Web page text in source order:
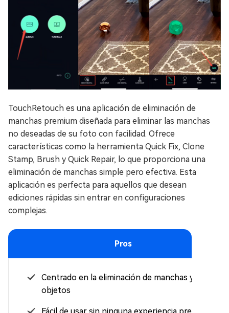
TouchRetouch es una aplicación de eliminación de
manchas premium diseñada para eliminar las manchas
no deseadas de su foto con facilidad. Ofrece
características como la herramienta Quick Fix, Clone
Stamp, Brush y Quick Repair, lo que proporciona una
eliminación de manchas simple pero efectiva. Esta
aplicación es perfecta para aquellos que desean
ediciones rápidas sin entrar en configuraciones
complejas.
Pros
Centrado en la eliminación de manchas y
objetos